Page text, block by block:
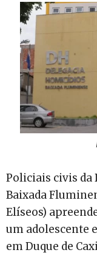
Policiais civis da
Baixada
Elíseos)
um adolescente
em Duque de